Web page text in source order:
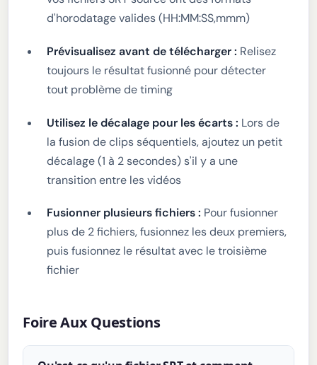
d'horodatage valides (HH:MM:SS,mmm)
Prévisualisez avant de télécharger : Relisez
toujours le résultat fusionné pour détecter
tout problème de timing
Utilisez le décalage pour les écarts : Lors de
la fusion de clips séquentiels, ajoutez un petit
décalage (1 à 2 secondes) s'il y a une
transition entre les vidéos
Fusionner plusieurs fichiers : Pour fusionner
plus de 2 fichiers, fusionnez les deux premiers,
puis fusionnez le résultat avec le troisième
fichier
Foire Aux Questions